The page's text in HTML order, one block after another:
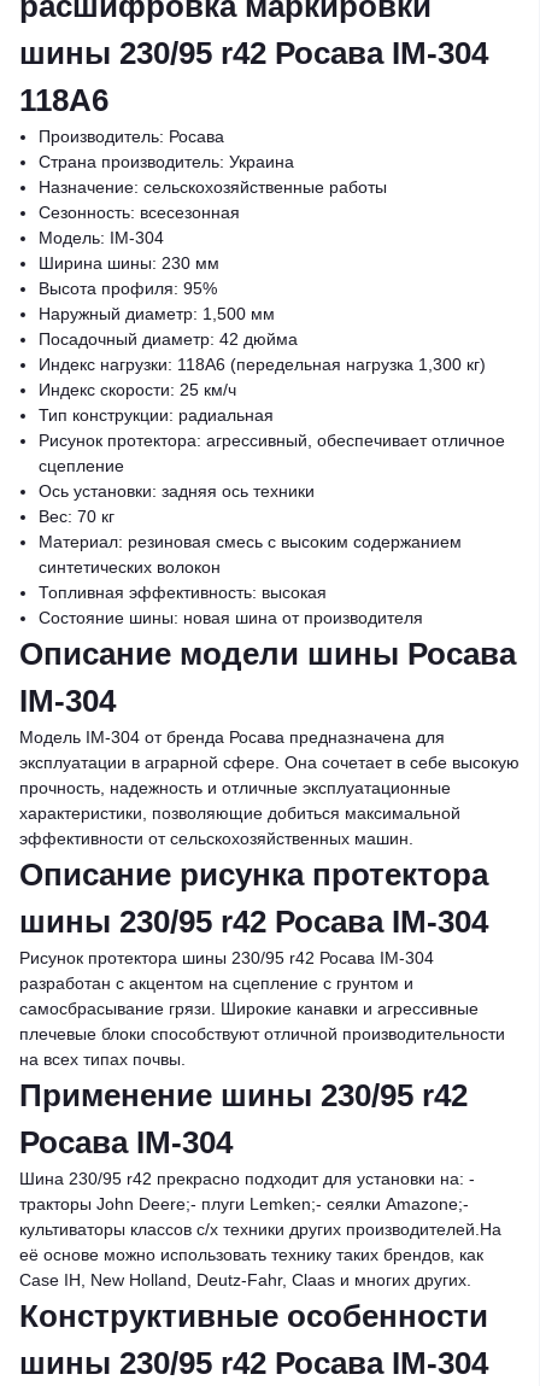
шины 230/95 r42 Росава IM-304
118A6
Производитель: Росава
Страна производитель: Украина
Назначение: сельскохозяйственные работы
Сезонность: всесезонная
Модель: IM-304
Ширина шины: 230 мм
Высота профиля: 95%
Наружный диаметр: 1,500 мм
Посадочный диаметр: 42 дюйма
Индекс нагрузки: 118A6 (передельная нагрузка 1,300 кг)
Индекс скорости: 25 км/ч
Тип конструкции: радиальная
Рисунок протектора: агрессивный, обеспечивает отличное
сцепление
Ось установки: задняя ось техники
Вес: 70 кг
Материал: резиновая смесь с высоким содержанием
синтетических волокон
Топливная эффективность: высокая
Состояние шины: новая шина от производителя
Описание модели шины Росава
IM-304
Модель IM-304 от бренда Росава предназначена для
эксплуатации в аграрной сфере. Она сочетает в себе высокую
прочность, надежность и отличные эксплуатационные
характеристики, позволяющие добиться максимальной
эффективности от сельскохозяйственных машин.
Описание рисунка протектора
шины 230/95 r42 Росава IM-304
Рисунок протектора шины 230/95 r42 Росава IM-304
разработан с акцентом на сцепление с грунтом и
самосбрасывание грязи. Широкие канавки и агрессивные
плечевые блоки способствуют отличной производительности
на всех типах почвы.
Применение шины 230/95 r42
Росава IM-304
Шина 230/95 r42 прекрасно подходит для установки на: -
тракторы John Deere;- плуги Lemken;- сеялки Amazone;-
культиваторы классов с/х техники других производителей.На
её основе можно использовать технику таких брендов, как
Case IH, New Holland, Deutz-Fahr, Claas и многих других.
Конструктивные особенности
шины 230/95 r42 Росава IM-304